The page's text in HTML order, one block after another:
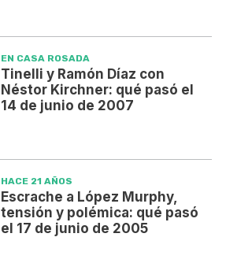
EN CASA ROSADA
Tinelli y Ramón Díaz con
Néstor Kirchner: qué pasó el
14 de junio de 2007
HACE 21 AÑOS
Escrache a López Murphy,
tensión y polémica: qué pasó
el 17 de junio de 2005